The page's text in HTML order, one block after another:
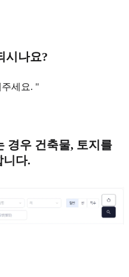
시나요?
세요. "
경우 건축물, 토지를
니다.